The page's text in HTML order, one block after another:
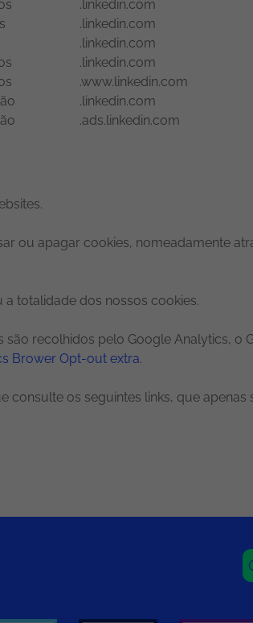
.linkedin.com
.linkedin.com
.linkedin.com
.linkedin.com
.www.linkedin.com
.linkedin.com
.ads.linkedin.com
ou apagar cookies, nomeadamente
totalidade dos nossos cookies.
recolhidos pelo Google Analytics, o
Brower Opt-out extra.
consulte os seguintes links, que